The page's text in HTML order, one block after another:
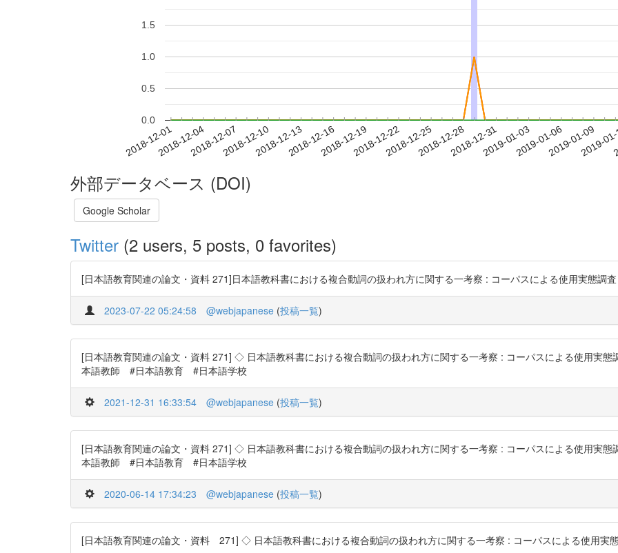
2018-12-012018-12-042018-12-072018-12-102018-12-132018-12-162018-12-192018-12-222018-12-252018-12-282018-12-312019-01-032019-01-062019-01-09
2019-
0.0
0.5
1.0
1.5
外部データベース (DOI)
Google Scholar
Twitter (2 users, 5 posts, 0 favorites)
[日本語教育関連の論文・資料 271]日本語教科書における複合動詞の扱われ方に関する一考察 : コーパスによる使用実態調
2023-07-22 05:24:58 @webjapanese (投稿一覧)
[日本語教育関連の論文・資料 271] ◇ 日本語教科書における複合動詞の扱われ方に関する一考察 : コーパスによる使用実
本語教師 #日本語教育 #日本語学校
2021-12-31 16:33:54 @webjapanese (投稿一覧)
[日本語教育関連の論文・資料 271] ◇ 日本語教科書における複合動詞の扱われ方に関する一考察 : コーパスによる使用実
本語教師 #日本語教育 #日本語学校
2020-06-14 17:34:23 @webjapanese (投稿一覧)
[日本語教育関連の論文・資料 271] ◇ 日本語教科書における複合動詞の扱われ方に関する一考察 : コーパスによる使用実